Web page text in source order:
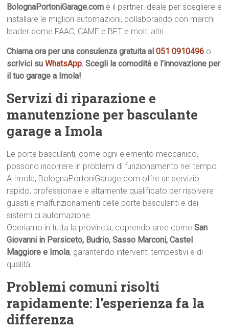
BolognaPortoniGarage.com è il partner ideale per scegliere e
installare le migliori automazioni, collaborando con marchi
leader come FAAC, CAME e BFT e molti altri.
Chiama ora per una consulenza gratuita al051 0910496 o
scrivici suWhatsApp. Scegli la comodità e l’innovazione per
il tuo garage a Imola!
Servizi di riparazione e
manutenzione per basculante
garage a Imola
Le porte basculanti, come ogni elemento meccanico,
possono incorrere in problemi di funzionamento nel tempo.
A Imola, BolognaPortoniGarage.com offre un servizio
rapido, professionale e altamente qualificato per risolvere
guasti e malfunzionamenti delle porte basculanti e dei
sistemi di automazione.
Operiamo in tutta la provincia, coprendo aree comeSan
Giovanni in Persiceto, Budrio, Sasso Marconi, Castel
Maggiore e Imola, garantendo interventi tempestivi e di
qualità.
Problemi comuni risolti
rapidamente: l’esperienza fa la
differenza